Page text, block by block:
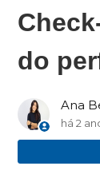
do
Ana
há 2